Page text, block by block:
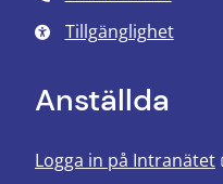
Tillgänglighet
Anställda
Logga in på Intranätet